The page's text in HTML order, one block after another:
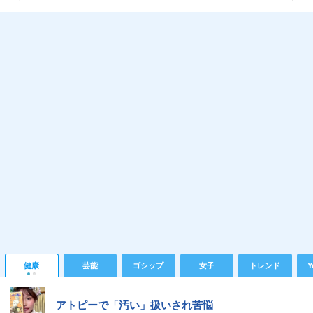
健康 芸能 ゴシップ 女子 トレンド
アトピーで「汚い」扱いされ苦悩